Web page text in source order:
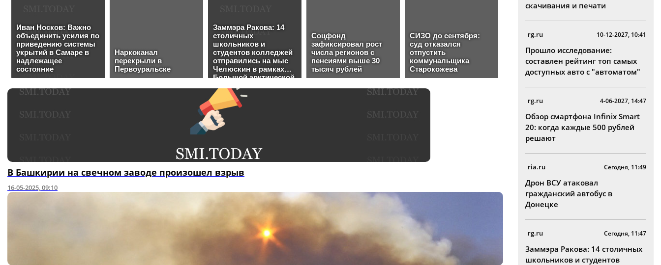
В Башкирии на свечном заводе произошел взрыв
16-05-2025, 09:10
скачивания и печати
rg.ru 10-12-2027, 10:41
Прошло исследование:
составлен рейтинг топ самых
доступных авто с "автоматом"
rg.ru 4-06-2027, 14:47
Обзор смартфона Infinix Smart
20: когда каждые 500 рублей
решают
ria.ru Сегодня, 11:49
Дрон ВСУ атаковал
гражданский автобус в
Донецке
rg.ru Сегодня, 11:47
Заммэра Ракова: 14 столичных
школьников и студентов